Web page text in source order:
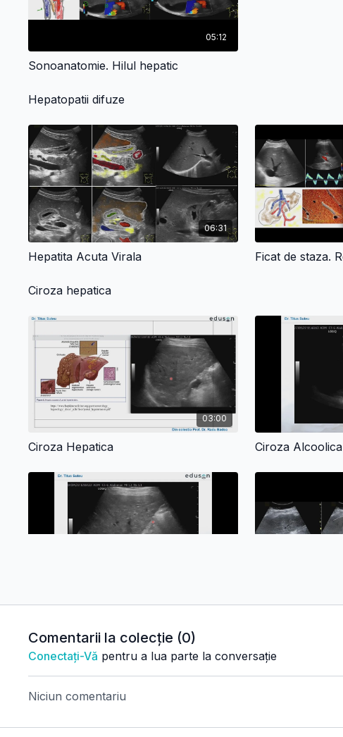
05:12
Sonoanatomie. Hilul hepatic
Hepatopatii difuze
06:31
Hepatita Acuta Virala
Ciroza hepatica
03:00
Ciroza Hepatica Ciroza Alcoolica
Ciroza Hepatica. Noduli Displazici (Ficat Nelinistit)
Hipertensiune portala si patologie vasculara
Comentarii la colecție (0)
Conectați-Vă pentru a lua parte la conversație
Niciun comentariu